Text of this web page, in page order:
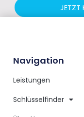
Navigation
Leistungen
Schlüsselfinder